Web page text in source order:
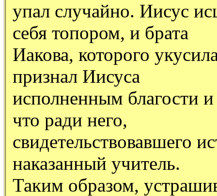
упал случайно. Иисус
себя топором, и брата
Иакова, которого
признал Иисуса
исполненным благости
что ради него,
свидетельствовавшего
наказанный учитель.
Таким образом,